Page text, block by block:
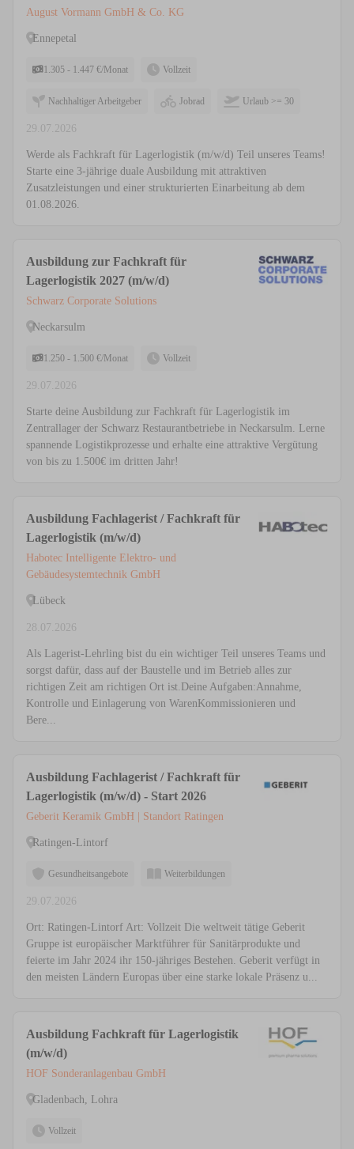
August Vormann GmbH & Co. KG
Ennepetal
1.305 - 1.447 €/Monat Vollzeit
Nachhaltiger Arbeitgeber Jobrad Urlaub >= 30
29.07.2026
Werde als Fachkraft für Lagerlogistik (m/w/d) Teil unseres Teams!
Starte eine 3-jährige duale Ausbildung mit attraktiven
Zusatzleistungen und einer strukturierten Einarbeitung ab dem
01.08.2026.
Ausbildung zur Fachkraft für
Lagerlogistik 2027 (m/w/d)
Schwarz Corporate Solutions
Neckarsulm
1.250 - 1.500 €/Monat Vollzeit
29.07.2026
Starte deine Ausbildung zur Fachkraft für Lagerlogistik im
Zentrallager der Schwarz Restaurantbetriebe in Neckarsulm. Lerne
spannende Logistikprozesse und erhalte eine attraktive Vergütung
von bis zu 1.500€ im dritten Jahr!
Ausbildung Fachlagerist / Fachkraft für
Lagerlogistik (m/w/d)
Habotec Intelligente Elektro- und
Gebäudesystemtechnik GmbH
Lübeck
28.07.2026
Als Lagerist-Lehrling bist du ein wichtiger Teil unseres Teams und
sorgst dafür, dass auf der Baustelle und im Betrieb alles zur
richtigen Zeit am richtigen Ort ist.Deine Aufgaben:Annahme,
Kontrolle und Einlagerung von WarenKommissionieren und
Bere...
Ausbildung Fachlagerist / Fachkraft für
Lagerlogistik (m/w/d) - Start 2026
Geberit Keramik GmbH | Standort Ratingen
Ratingen-Lintorf
Gesundheitsangebote Weiterbildungen
29.07.2026
Ort: Ratingen-Lintorf Art: Vollzeit Die weltweit tätige Geberit
Gruppe ist europäischer Marktführer für Sanitärprodukte und
feierte im Jahr 2024 ihr 150-jähriges Bestehen. Geberit verfügt in
den meisten Ländern Europas über eine starke lokale Präsenz u...
Ausbildung Fachkraft für Lagerlogistik
(m/w/d)
HOF Sonderanlagenbau GmbH
Gladenbach, Lohra
Vollzeit